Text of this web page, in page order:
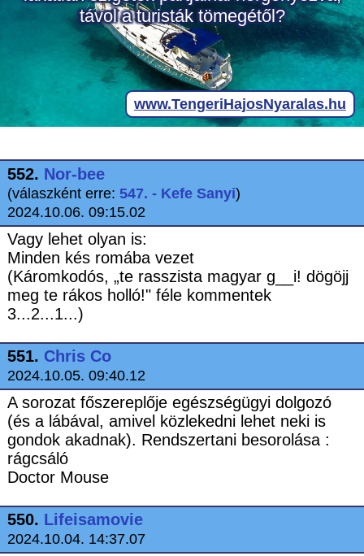
552. Nor-bee
(válaszként erre: 547. - Kefe Sanyi)
2024.10.06. 09:15.02
Vagy lehet olyan is:
Minden kés romába vezet
(Káromkodós, „te rasszista magyar g__i! dögöjj
meg te rákos holló!" féle kommentek
3...2...1...)
551. Chris Co
2024.10.05. 09:40.12
A sorozat főszereplője egészségügyi dolgozó
(és a lábával, amivel közlekedni lehet neki is
gondok akadnak). Rendszertani besorolása :
rágcsáló
Doctor Mouse
550. Lifeisamovie
2024.10.04. 14:37.07